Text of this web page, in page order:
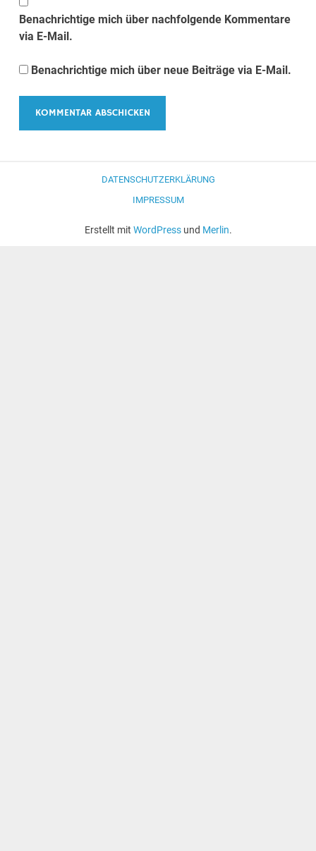
Benachrichtige mich über nachfolgende Kommentare
via E-Mail.
Benachrichtige mich über neue Beiträge via E-Mail.
DATENSCHUTZERKLÄRUNG
IMPRESSUM
Erstellt mit WordPressund Merlin.